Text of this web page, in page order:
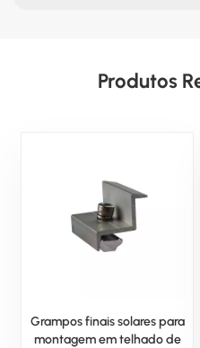
Produtos
Grampos finais solares para
montagem em telhado de